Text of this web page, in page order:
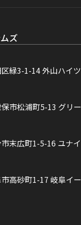
ズ
緑3-1-14 外山ハイツ
市松浦町5-13 グリー
末広町1-5-16 ユナイ
高砂町1-17 岐阜イー